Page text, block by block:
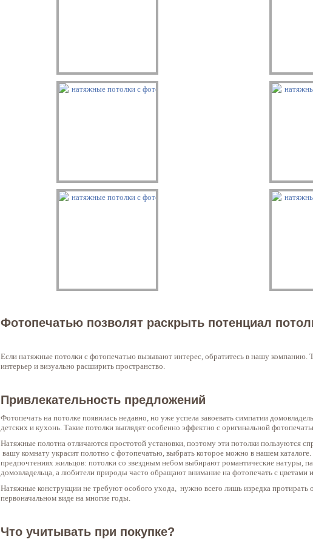
Фотопечатью позволят раскрыть потенциал
Если натяжные потолки с фотопечатью вызывают интерес, обратитесь в нашу
интерьер и визуально расширить пространство.
Привлекательность предложений
Фотопечать на потолке появилась недавно, но уже успела завоевать симпатии
детских и кухонь. Такие потолки выглядят особенно эффектно с оригинальной
Натяжные полотна отличаются простотой установки, поэтому эти потолки пользуются
вашу комнату украсит полотно с фотопечатью, выбрать которое можно в нашем
предпочтениях жильцов: потолки со звездным небом выбирают романтические натуры,
домовладельца, а любители природы часто обращают внимание на фотопечать с цветами
Натяжные конструкции не требуют особого ухода, нужно всего лишь изредка
первоначальном виде на многие годы.
Что учитывать при покупке?